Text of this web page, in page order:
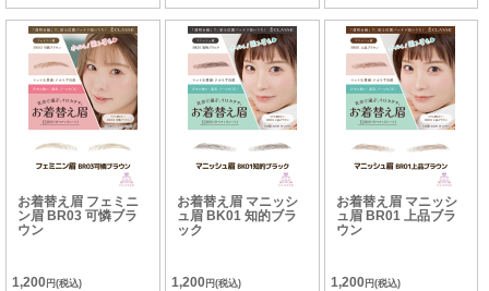
お着替え眉 フェミニ
ン眉 BR03 可憐ブラ
ウン
1,200 円(税込)
お着替え眉 マニッシ
ュ眉 BK01 知的ブラ
ック
1,200円(税込)
お着替え眉 マニッシ
ュ眉 BR01 上品ブラ
ウン
1,200円(税込)